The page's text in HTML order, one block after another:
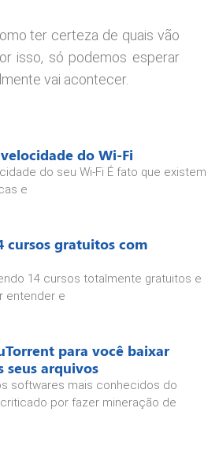
ter certeza de quais vão
isso, só podemos esperar
vai acontecer.
do Wi-Fi
do seu Wi-Fi É fato que existem
e
cursos gratuitos com
14 cursos totalmente gratuitos e
entender e
para você baixar
seus arquivos
softwares mais conhecidos do
por fazer mineração de